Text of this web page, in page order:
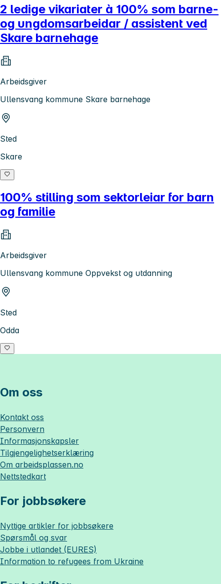
2 ledige vikariater à 100% som barne-
og ungdomsarbeidar / assistent ved
Skare barnehage
Arbeidsgiver
Ullensvang kommune Skare barnehage
Sted
Skare
100% stilling som sektorleiar for barn
og familie
Arbeidsgiver
Ullensvang kommune Oppvekst og utdanning
Sted
Odda
Om oss
Kontakt oss
Personvern
Informasjonskapsler
Tilgjengelighetserklæring
Om arbeidsplassen.no
Nettstedkart
For jobbsøkere
Nyttige artikler for jobbsøkere
Spørsmål og svar
Jobbe i utlandet (EURES)
Information to refugees from Ukraine